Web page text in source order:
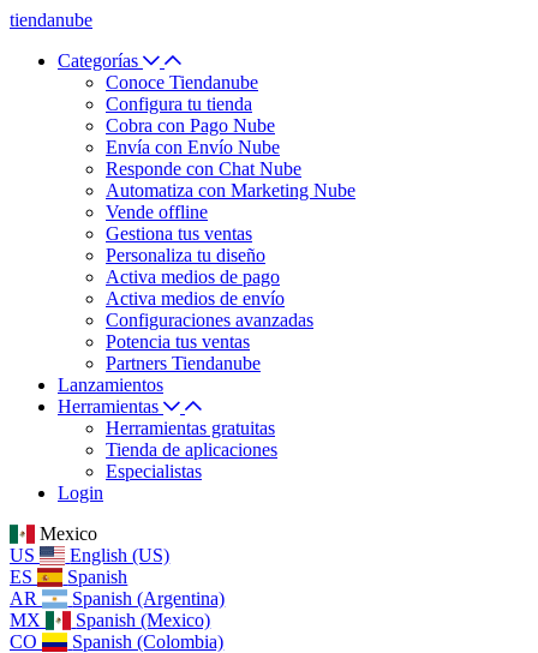
tiendanube
Categorías
Conoce Tiendanube
Configura tu tienda
Cobra con Pago Nube
Envía con Envío Nube
Responde con Chat Nube
Automatiza con Marketing Nube
Vende offline
Gestiona tus ventas
Personaliza tu diseño
Activa medios de pago
Activa medios de envío
Configuraciones avanzadas
Potencia tus ventas
Partners Tiendanube
Lanzamientos
Herramientas
Herramientas gratuitas
Tienda de aplicaciones
Especialistas
Login
Mexico
US
English (US)
ES
Spanish
AR
Spanish (Argentina)
MX
Spanish (Mexico)
CO
Spanish (Colombia)